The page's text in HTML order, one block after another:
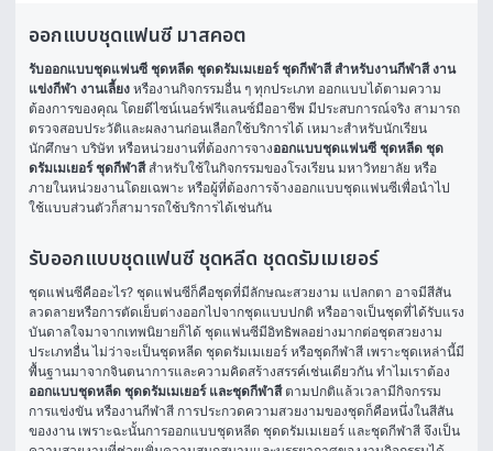
ออกแบบชุดแฟนซี มาสคอต
รับออกแบบชุดแฟนซี ชุดหลีด ชุดดรัมเมเยอร์ ชุดกีฬาสี สำหรับงานกีฬาสี งาน
แข่งกีฬา งานเลี้ยง หรืองานกิจกรรมอื่น ๆ ทุกประเภท ออกแบบได้ตามความ
ต้องการของคุณ โดยดีไซน์เนอร์ฟรีแลนซ์มืออาชีพ มีประสบการณ์จริง สามารถ
ตรวจสอบประวัติและผลงานก่อนเลือกใช้บริการได้ เหมาะสำหรับนักเรียน
นักศึกษา บริษัท หรือหน่วยงานที่ต้องการจางออกแบบชุดแฟนซี ชุดหลีด ชุด
ดรัมเมเยอร์ ชุดกีฬาสี สำหรับใช้ในกิจกรรมของโรงเรียน มหาวิทยาลัย หรือ
ภายในหน่วยงานโดยเฉพาะ หรือผู้ที่ต้องการจ้างออกแบบชุดแฟนซีเพื่อนำไป
ใช้แบบส่วนตัวก็สามารถใช้บริการได้เช่นกัน
รับออกแบบชุดแฟนซี ชุดหลีด ชุดดรัมเมเยอร์
ชุดแฟนซีคืออะไร? ชุดแฟนซีก็คือชุดที่มีลักษณะสวยงาม แปลกตา อาจมีสีสัน
ลวดลายหรือการตัดเย็บต่างออกไปจากชุดแบบปกติ หรืออาจเป็นชุดที่ได้รับแรง
บันดาลใจมาจากเทพนิยายก็ได้ ชุดแฟนซีมีอิทธิพลอย่างมากต่อชุดสวยงาม
ประเภทอื่น ไม่ว่าจะเป็นชุดหลีด ชุดดรัมเมเยอร์ หรือชุดกีฬาสี เพราะชุดเหล่านี้มี
พื้นฐานมาจากจินตนาการและความคิดสร้างสรรค์เช่นเดียวกัน ทำไมเราต้อง
ออกแบบชุดหลีด ชุดดรัมเมเยอร์ และชุดกีฬาสี ตามปกติแล้วเวลามีกิจกรรม
การแข่งขัน หรืองานกีฬาสี การประกวดความสวยงามของชุดก็คือหนึ่งในสีสัน
ของงาน เพราะฉะนั้นการออกแบบชุดหลีด ชุดดรัมเมเยอร์ และชุดกีฬาสี จึงเป็น